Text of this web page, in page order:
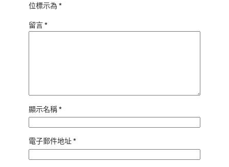
位標示為*
留言*
顯示名稱*
電子郵件地址*